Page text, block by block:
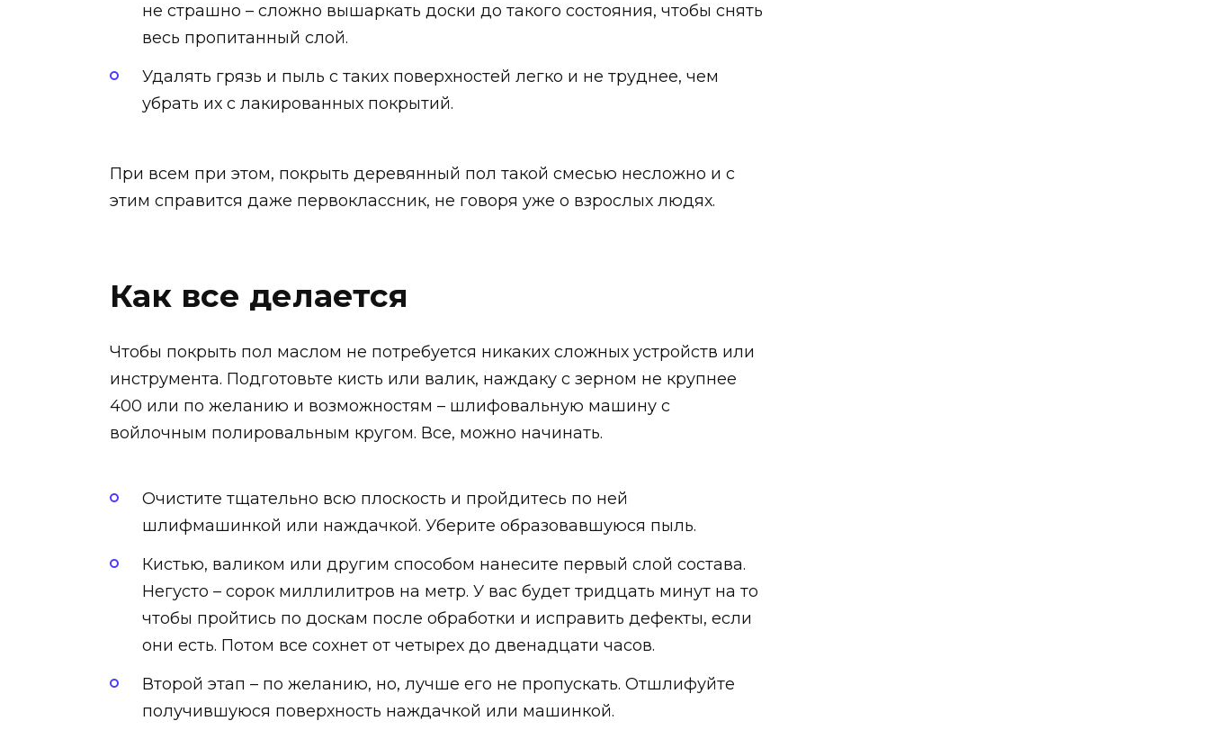
не страшно – сложно вышаркать доски до такого состояния, чтобы снять
весь пропитанный слой.
Удалять грязь и пыль с таких поверхностей легко и не труднее, чем
убрать их с лакированных покрытий.
При всем при этом, покрыть деревянный пол такой смесью несложно и с
этим справится даже первоклассник, не говоря уже о взрослых людях.
Как все делается
Чтобы покрыть пол маслом не потребуется никаких сложных устройств или
инструмента. Подготовьте кисть или валик, наждаку с зерном не крупнее
400 или по желанию и возможностям – шлифовальную машину с
войлочным полировальным кругом. Все, можно начинать.
Очистите тщательно всю плоскость и пройдитесь по ней
шлифмашинкой или наждачкой. Уберите образовавшуюся пыль.
Кистью, валиком или другим способом нанесите первый слой состава.
Негусто – сорок миллилитров на метр. У вас будет тридцать минут на то
чтобы пройтись по доскам после обработки и исправить дефекты, если
они есть. Потом все сохнет от четырех до двенадцати часов.
Второй этап – по желанию, но, лучше его не пропускать. Отшлифуйте
получившуюся поверхность наждачкой или машинкой.